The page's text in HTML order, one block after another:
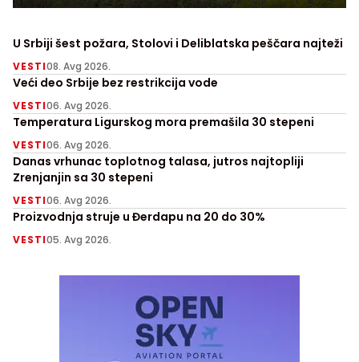
U Srbiji šest požara, Stolovi i Deliblatska peščara najteži
VESTI08. Avg 2026.
Veći deo Srbije bez restrikcija vode
VESTI06. Avg 2026.
Temperatura Ligurskog mora premašila 30 stepeni
VESTI06. Avg 2026.
Danas vrhunac toplotnog talasa, jutros najtopliji
Zrenjanjin sa 30 stepeni
VESTI06. Avg 2026.
Proizvodnja struje u Đerdapu na 20 do 30%
VESTI05. Avg 2026.